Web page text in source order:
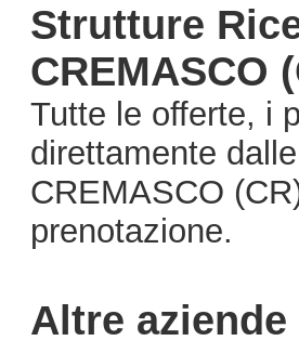
Strutture
CREMASCO
Tutte le offerte, i
direttamente
CREMASCO
prenotazione.
Altre